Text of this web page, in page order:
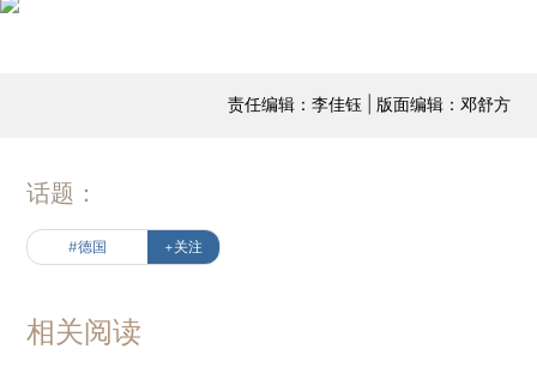
责任编辑：李佳钰 | 版面编辑：邓舒方
话题：
#德国 +关注
相关阅读